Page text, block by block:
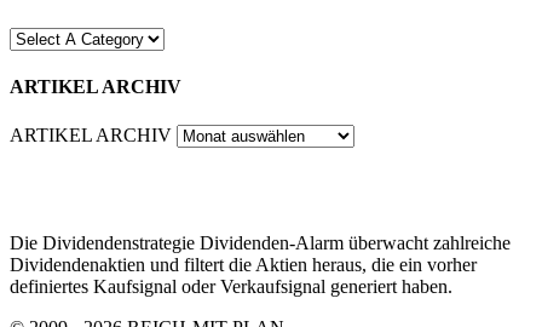
ARTIKEL ARCHIV
ARTIKEL ARCHIV
Die Dividendenstrategie Dividenden-Alarm überwacht zahlreiche
Dividendenaktien und filtert die Aktien heraus, die ein vorher
definiertes Kaufsignal oder Verkaufsignal generiert haben.